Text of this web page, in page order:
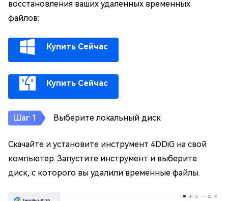
восстановления ваших удаленных временных
файлов:
Купить Сейчас
Купить Сейчас
Выберите локальный диск
Скачайте и установите инструмент 4DDiG на свой
компьютер. Запустите инструмент и выберите
диск, с которого вы удалили временные файлы.